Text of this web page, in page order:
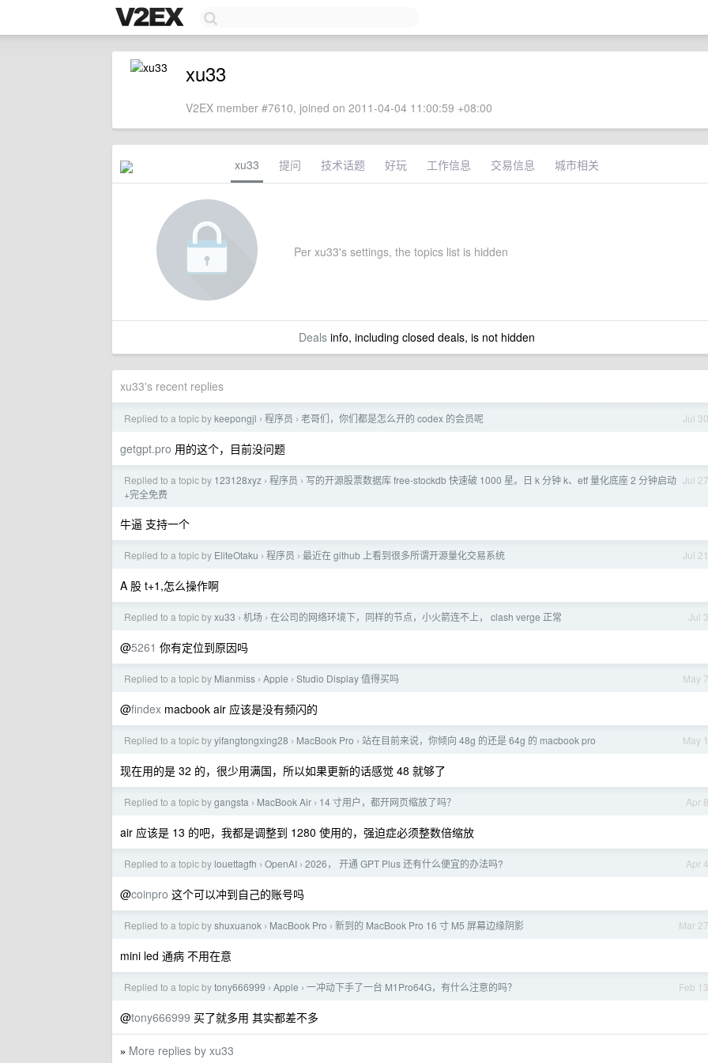
xu33
V2EX member #7610, joined on 2011-04-04 11:00:59 +08:00
xu33 提问 技术话题 好玩 工作信息 交易信息 城市相关
Per xu33's settings, the topics list is hidden
Dealsinfo, including closed deals, is not hidden
xu33's recent replies
Jul 30
Replied to a topic bykeepongjl › 程序员 › 老哥们，你们都是怎么开的 codex 的会员呢
getgpt.pro 用的这个，目前没问题
Jul 27
Replied to a topic by 123128xyz › 程序员 › 写的开源股票数据库 free-stockdb 快速破 1000 星。日 k 分钟 k、etf 量化底座 2 分钟启动
+完全免费
牛逼 支持一个
Jul 21
Replied to a topic by EliteOtaku › 程序员 › 最近在 github 上看到很多所谓开源量化交易系统
A 股 t+1,怎么操作啊
Jul 3
Replied to a topic byxu33 › 机场 › 在公司的网络环境下，同样的节点，小火箭连不上， clash verge 正常
@5261 你有定位到原因吗
May 7
Replied to a topic by Mianmiss › Apple › Studio Display 值得买吗
@findex macbook air 应该是没有频闪的
May 1
Replied to a topic byyifangtongxing28 › MacBook Pro › 站在目前来说，你倾向 48g 的还是 64g 的 macbook pro
现在用的是 32 的，很少用满国，所以如果更新的话感觉 48 就够了
Apr 8
Replied to a topic bygangsta › MacBook Air › 14 寸用户，都开网页缩放了吗？
air 应该是 13 的吧，我都是调整到 1280 使用的，强迫症必须整数倍缩放
Apr 4
Replied to a topic by louettagfh › OpenAI › 2026， 开通 GPT Plus 还有什么便宜的办法吗?
@coinpro 这个可以冲到自己的账号吗
Mar 27
Replied to a topic byshuxuanok › MacBook Pro › 新到的 MacBook Pro 16 寸 M5 屏幕边缘阴影
mini led 通病 不用在意
Feb 13
Replied to a topic bytony666999 › Apple › 一冲动下手了一台 M1Pro64G，有什么注意的吗？
@tony666999 买了就多用 其实都差不多
» More replies by xu33